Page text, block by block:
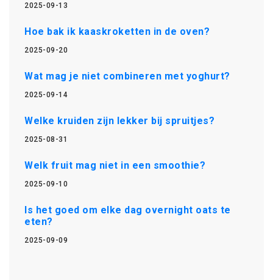
2025-09-13
Hoe bak ik kaaskroketten in de oven?
2025-09-20
Wat mag je niet combineren met yoghurt?
2025-09-14
Welke kruiden zijn lekker bij spruitjes?
2025-08-31
Welk fruit mag niet in een smoothie?
2025-09-10
Is het goed om elke dag overnight oats te
eten?
2025-09-09